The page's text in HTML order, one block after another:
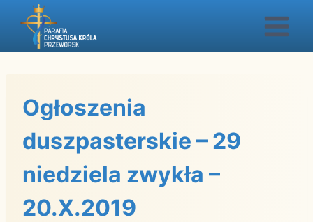
Przejdź
Ogłoszenia
duszpasterskie – 29
niedziela zwykła –
20.X.2019